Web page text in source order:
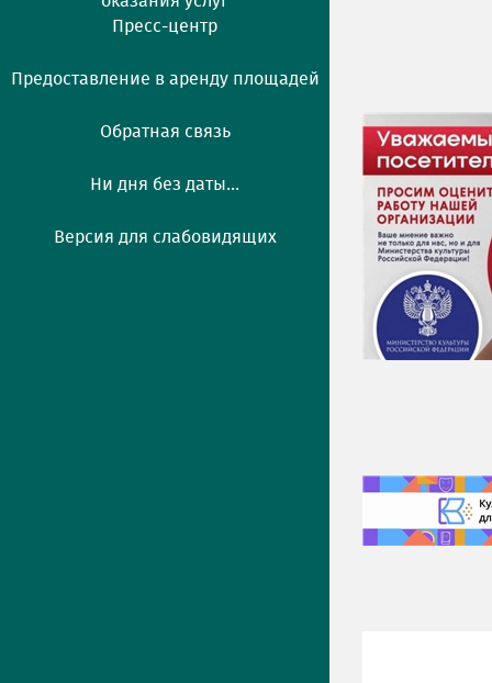
Пресс-центр
Предоставление в аренду площадей
Обратная связь
Ни дня без даты...
Версия для слабовидящих